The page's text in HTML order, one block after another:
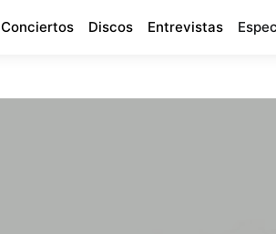
Conciertos Discos Entrevistas